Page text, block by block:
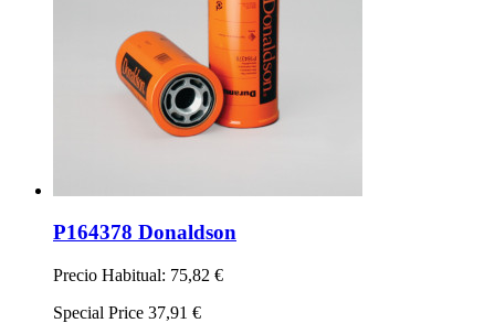
P164378 Donaldson
Precio Habitual: 75,82 €
Special Price 37,91 €